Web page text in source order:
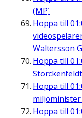
(MP)
Hoppa till
Waltersson
Hoppa till
Hoppa till
Hoppa till